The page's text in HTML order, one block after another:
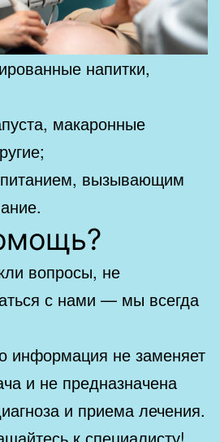
напитки,
макаронные
вызывающим
вопросы, не
с нами — мы всегда
информация не заменяет
и не предназначена
и приема лечения.